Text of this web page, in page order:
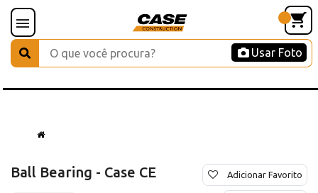
Usar Foto
Ball Bearing - Case CE Adicionar Favorito